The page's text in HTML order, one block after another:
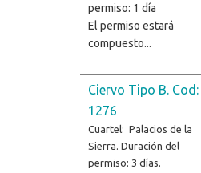
permiso: 1 día
El permiso estará
compuesto...
Ciervo Tipo B. Cod:
1276
Cuartel: Palacios de la
Sierra. Duración del
permiso: 3 días.